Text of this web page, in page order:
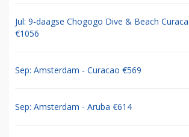
Jul: 9-daagse Chogogo Dive & Beach
€1056
Sep: Amsterdam - Curacao €569
Sep: Amsterdam - Aruba €614